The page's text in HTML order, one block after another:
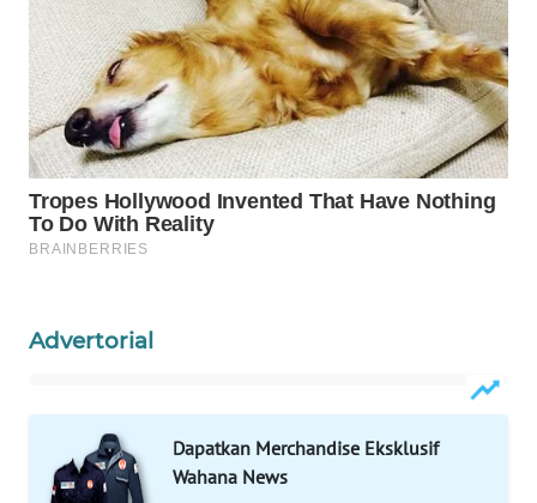
Advertorial
Dapatkan Merchandise Eksklusif
Wahana News
CO ID
WAHANANEWS
NET
WAHANA
WAHANA
WAHANA
WAHANA
PERSONA